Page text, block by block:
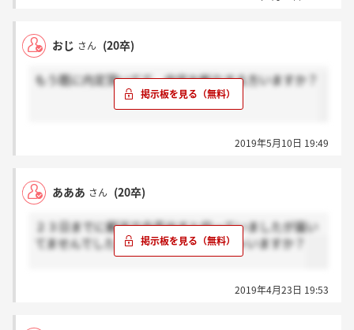
おじ さん (20卒)
もう既に内定頂いてて、内定お断りする方いますか？
2019年5月10日 19:49
あああ さん (20卒)
２３日までに郵送で合否出すと仰っていましたが届い
てませんでした。届いてる方いらっしゃいますか？
2019年4月23日 19:53